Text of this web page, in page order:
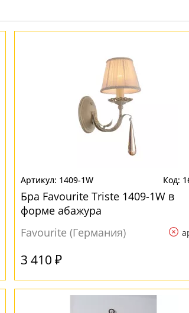
1409-1W
Бра Favourite Triste 1409-1W в
форме абажура
Favourite (Германия)
3 410 ₽